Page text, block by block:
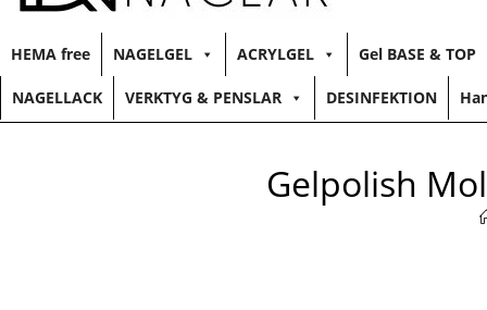
HEMA free NAGELGEL ACRYLGEL Gel BASE & TOP
NAGELLACK VERKTYG & PENSLAR DESINFEKTION
Gelpolish